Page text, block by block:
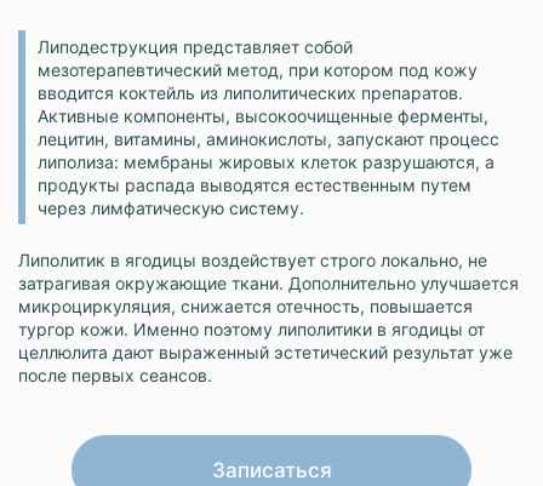
Липодеструкция представляет собой
мезотерапевтический метод, при котором под кожу
вводится коктейль из липолитических препаратов.
Активные компоненты, высокоочищенные ферменты,
лецитин, витамины, аминокислоты, запускают процесс
липолиза: мембраны жировых клеток разрушаются, а
продукты распада выводятся естественным путем
через лимфатическую систему.
Липолитик в ягодицы воздействует строго локально, не
затрагивая окружающие ткани. Дополнительно улучшается
микроциркуляция, снижается отечность, повышается
тургор кожи. Именно поэтому липолитики в ягодицы от
целлюлита дают выраженный эстетический результат уже
после первых сеансов.
Записаться